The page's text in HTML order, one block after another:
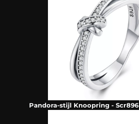
Pandora-stijl Knoopring - Scr896